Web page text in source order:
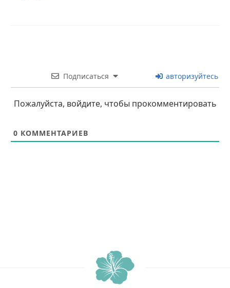
Подписаться авторизуйтесь
Пожалуйста, войдите, чтобы прокомментировать
0 КОММЕНТАРИЕВ